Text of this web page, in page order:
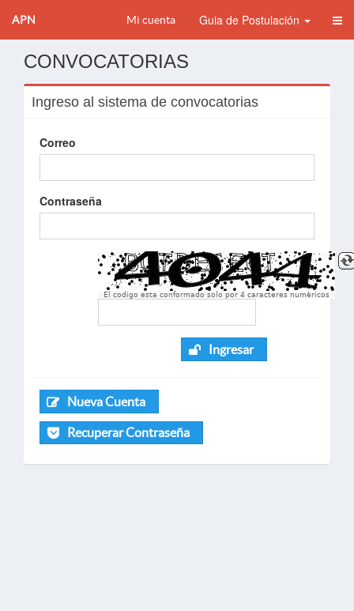
APN Mi cuenta Guia de Postulación
CONVOCATORIAS
Ingreso al sistema de convocatorias
Correo
Contraseña
El codigo esta conformado solo por 4 caracteres numèricos
Ingresar
Nueva Cuenta
Recuperar Contraseña